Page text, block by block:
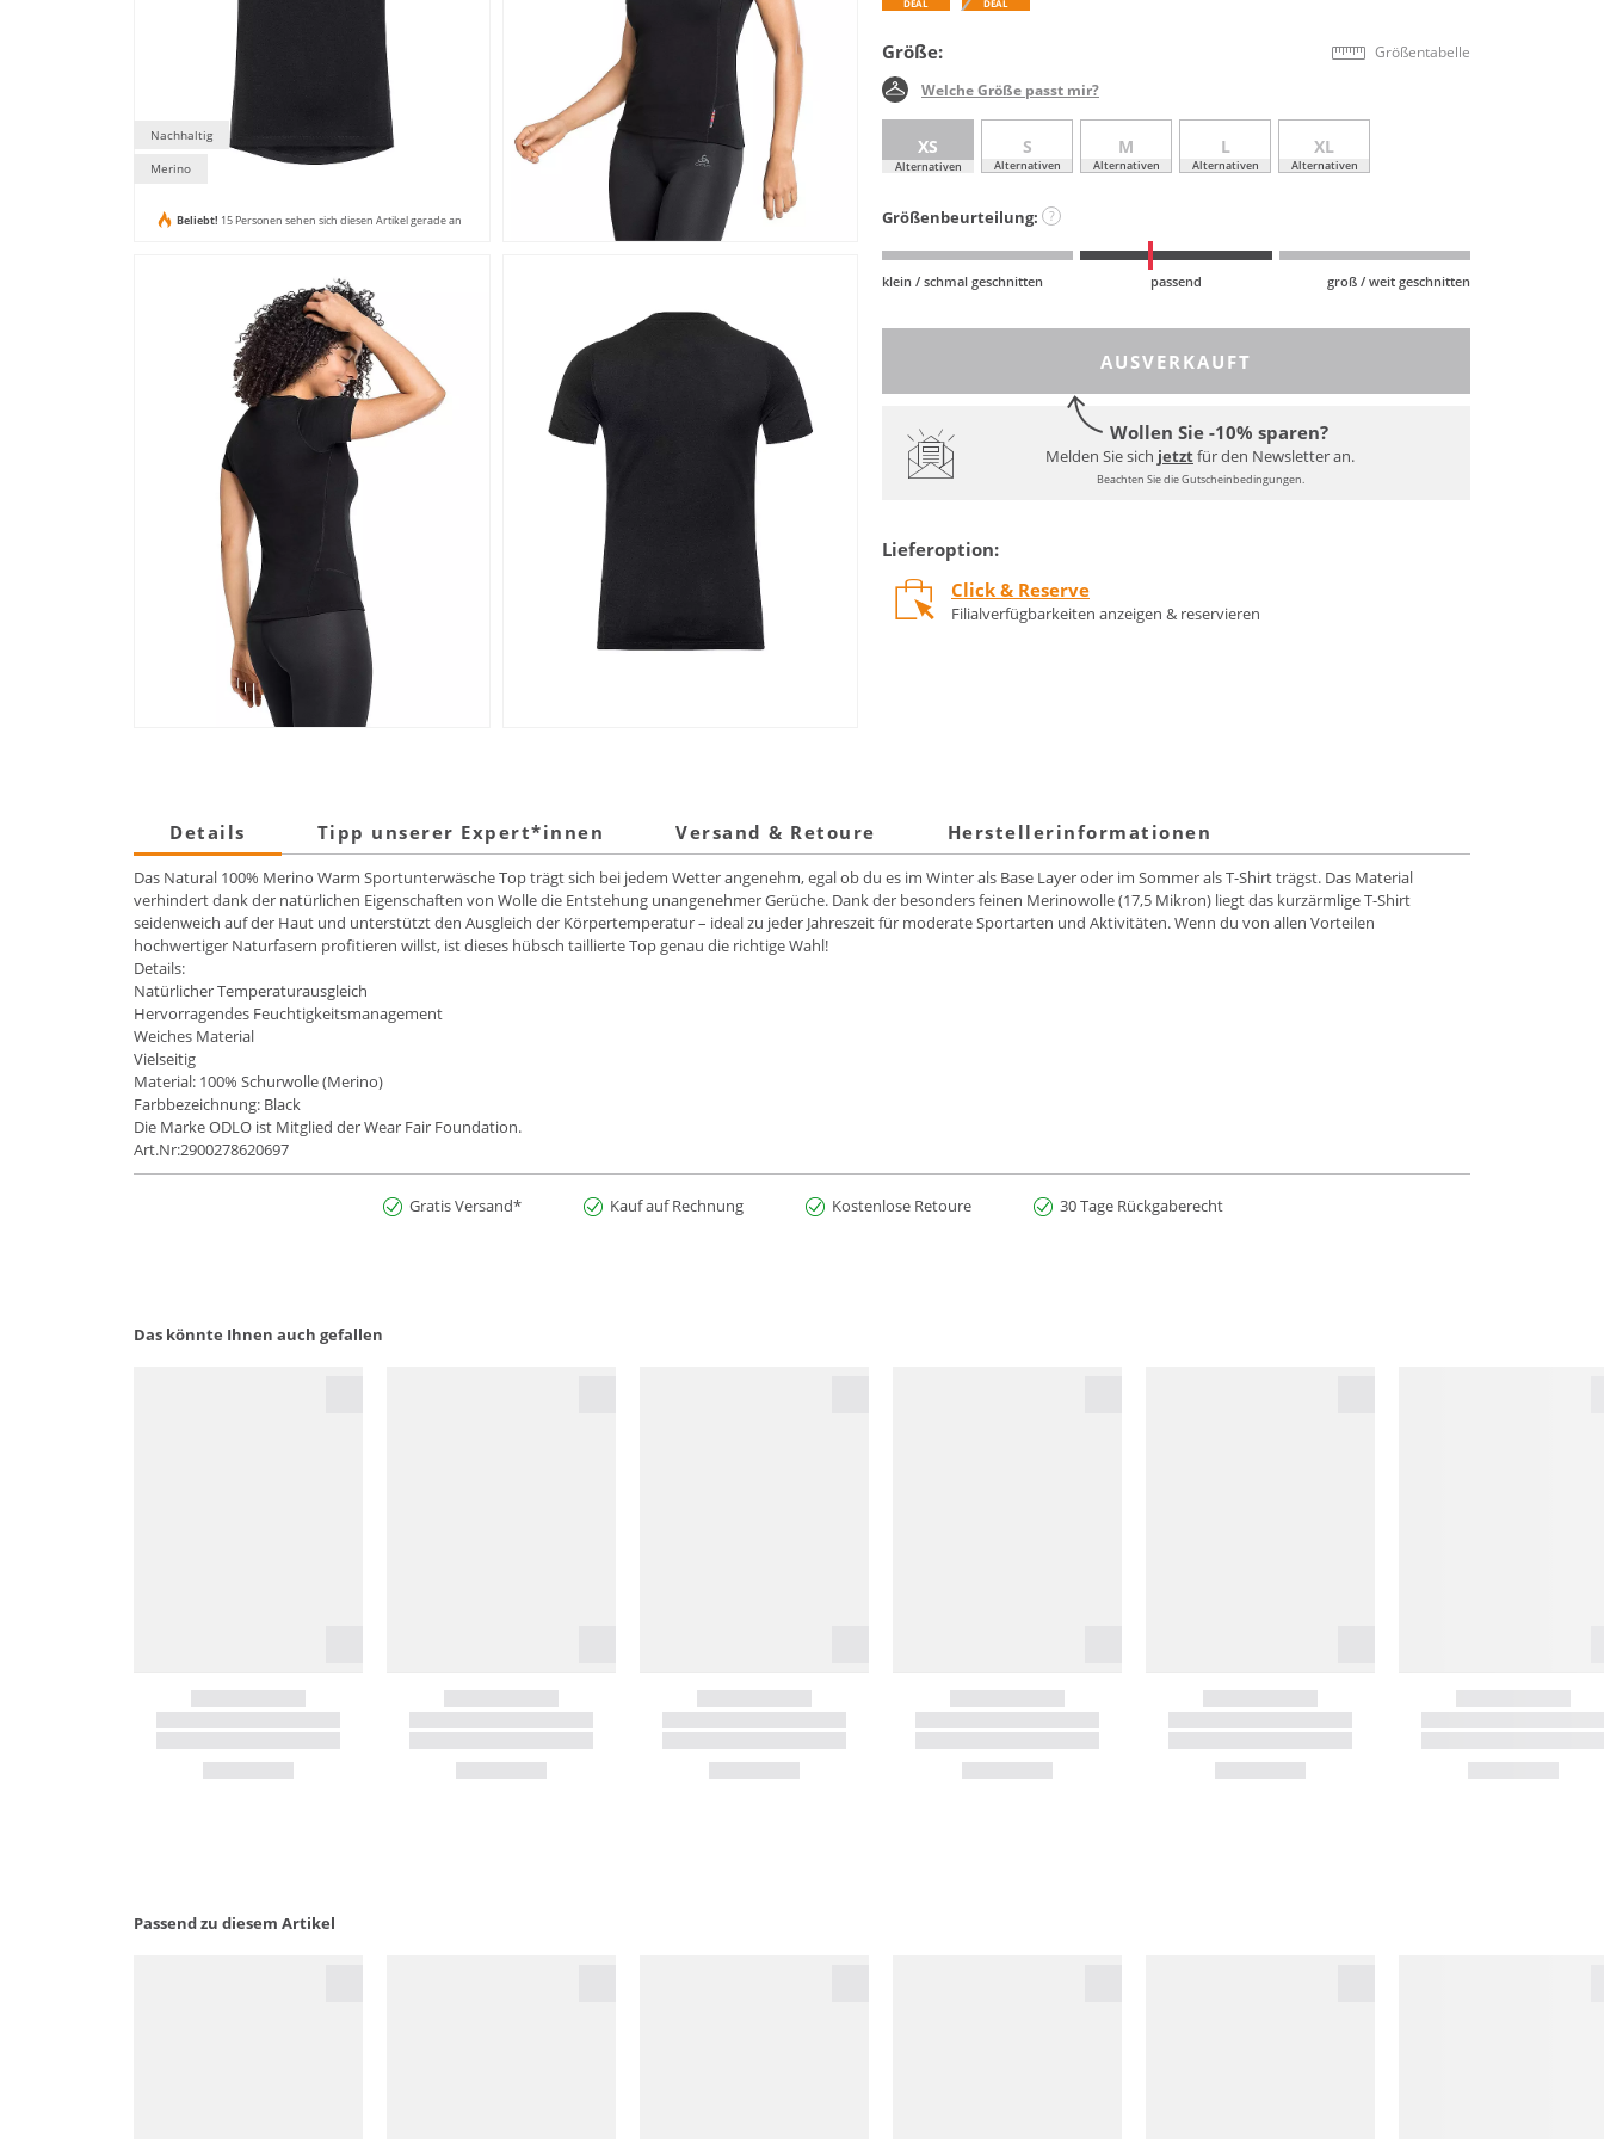
Nachhaltig
Merino
Beliebt! 15 Personen sehen sich diesen Artikel gerade an
DEAL DEAL
Größe: Größentabelle
Welche Größe passt mir?
XS
Alternativen
S
Alternativen
M
Alternativen
L
Alternativen
XL
Alternativen
Größenbeurteilung: ?
klein / schmal geschnitten passend groß / weit geschnitten
AUSVERKAUFT
Wollen Sie -10% sparen?
Melden Sie sich jetztfür den Newsletter an.
Beachten Sie die Gutscheinbedingungen.
Lieferoption:
Click & Reserve
Filialverfügbarkeiten anzeigen & reservieren
Details Tipp unserer Expert*innen Versand & Retoure Herstellerinformationen
Das Natural 100% Merino Warm Sportunterwäsche Top trägt sich bei jedem Wetter angenehm, egal ob du es im Winter als Base Layer oder im Sommer als T-Shirt trägst. Das Material
verhindert dank der natürlichen Eigenschaften von Wolle die Entstehung unangenehmer Gerüche. Dank der besonders feinen Merinowolle (17,5 Mikron) liegt das kurzärmlige T-Shirt
seidenweich auf der Haut und unterstützt den Ausgleich der Körpertemperatur – ideal zu jeder Jahreszeit für moderate Sportarten und Aktivitäten. Wenn du von allen Vorteilen
hochwertiger Naturfasern profitieren willst, ist dieses hübsch taillierte Top genau die richtige Wahl!
Details:
Natürlicher Temperaturausgleich
Hervorragendes Feuchtigkeitsmanagement
Weiches Material
Vielseitig
Material: 100% Schurwolle (Merino)
Farbbezeichnung: Black
Die Marke ODLO ist Mitglied der Wear Fair Foundation.
Art.Nr:2900278620697
Gratis Versand* Kauf auf Rechnung Kostenlose Retoure 30 Tage Rückgaberecht
Das könnte Ihnen auch gefallen
Passend zu diesem Artikel